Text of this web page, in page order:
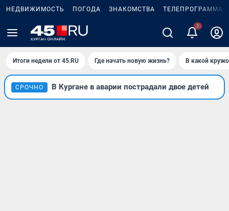
НЕДВИЖИМОСТЬ ПОГОДА ЗНАКОМСТВА ТЕЛЕПРОГРАММА
2
Итоги недели от 45.RU Где начать новую жизнь? В какой
СРОЧНО В Кургане в аварии пострадали двое детей